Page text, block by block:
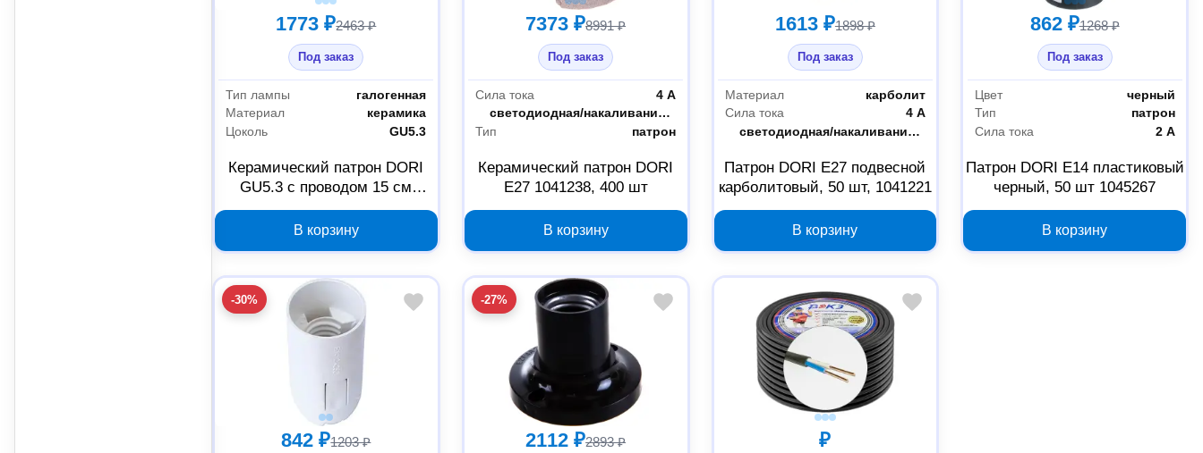
1773 ₽2463 ₽
Под заказ
Тип лампы
галогенная
Материал
керамика
Цоколь
GU5.3
Керамический патрон DORI
GU5.3 с проводом 15 см
1045786, 100 шт
В корзину
7373 ₽8991 ₽
Под заказ
Сила тока
4 А
Тип лампы
светодиодная/накаливания/энергосберегающая
Тип
патрон
Керамический патрон DORI
E27 1041238, 400 шт
В корзину
1613 ₽1898 ₽
Под заказ
Материал
карболит
Сила тока
4 А
Тип лампы
светодиодная/накаливания/энергосберегающая
Патрон DORI E27 подвесной
карболитовый, 50 шт, 1041221
В корзину
862 ₽1268 ₽
Под заказ
Цвет
черный
Тип
патрон
Сила тока
2 А
Патрон DORI E14 пластиковый
черный, 50 шт 1045267
В корзину
-30%
842 ₽1203 ₽
-27%
2112 ₽2893 ₽ ₽